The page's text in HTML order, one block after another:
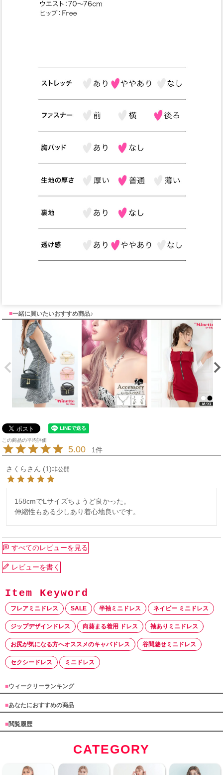
■一緒に買いたいおすすめ商品♪
5.00 1
さくら 1 非公開
158cmでLサイズちょうど良かった。
すべてのレビューを見る
レビューを書く
フレアミニドレス SALE 半袖ミニドレス ネイビー ミニドレス
ジップデザインドレス 向葵まる着用 ドレス 袖ありミニドレス
お尻が気になる方へオススメのキャバドレス 谷間魅せミニドレス
セクシードレス ミニドレス
■ウィークリーランキング
■あなたにおすすめの商品
■閲覧履歴
CATEGORY